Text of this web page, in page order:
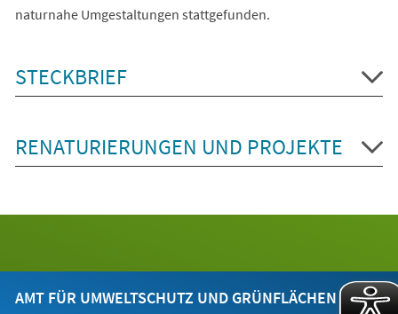
naturnahe Umgestaltungen stattgefunden.
STECKBRIEF
RENATURIERUNGEN UND PROJEKTE
AMT FÜR UMWELTSCHUTZ UND GRÜNFLÄCHEN